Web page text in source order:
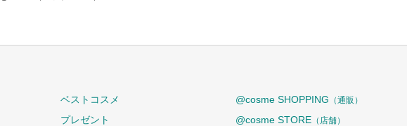
ベストコスメ
プレゼント
@cosme SHOPPING （通販）
@cosme STORE （店舗）